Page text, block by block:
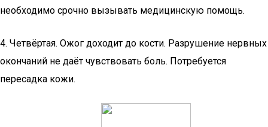
необходимо срочно вызывать медицинскую помощь.
4. Четвёртая. Ожог доходит до кости. Разрушение нервных
окончаний не даёт чувствовать боль. Потребуется
пересадка кожи.